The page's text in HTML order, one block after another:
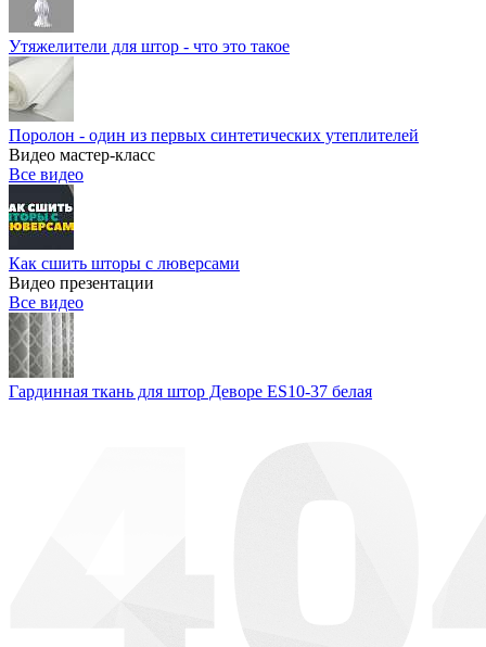
Утяжелители для штор - что это такое
Поролон - один из первых синтетических утеплителей
Видео мастер-класс
Все видео
Как сшить шторы с люверсами
Видео презентации
Все видео
Гардинная ткань для штор Деворе ES10-37 белая